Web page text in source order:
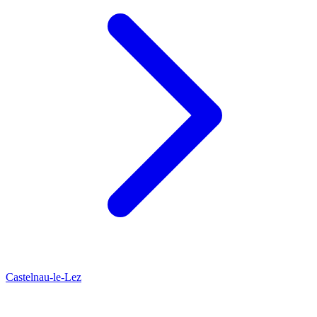
Castelnau-le-Lez